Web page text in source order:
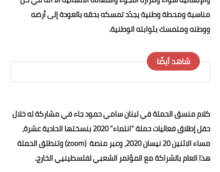
مناسبة ومحطة وطنية يجدّد تمسكه بحقه بالعودة إلى أرضه
ووطنه ومتمسك بثوابته الوطنية.
شاهد أيضًا
كلام منسق الحملة في لبنان سامي حمود جاء في مشاركة له خلال
حفل إطلاق فعاليات حملة "انتماء" 2020 بنسختها الحادية عشرة،
مساء الاثنين 20 نيسان 2020، وعبر منصة (zoom) وتنطلق الحملة
هذا العام بالشراكة مع المؤتمر الشعبي لفلسطينيي الخارج.